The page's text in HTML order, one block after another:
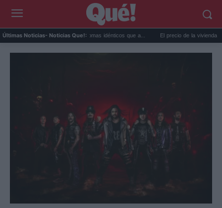
Últimas Noticias- Noticias Que!:
y ansiedad: síntomas idénticos que a... El precio de la vivienda en Valencia